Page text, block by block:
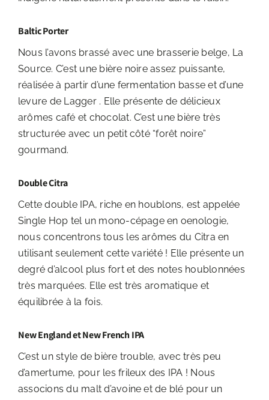
Baltic Porter
Nous l’avons brassé avec une brasserie belge, La
Source. C’est une bière noire assez puissante,
réalisée à partir d’une fermentation basse et d’une
levure de Lagger . Elle présente de délicieux
arômes café et chocolat. C’est une bière très
structurée avec un petit côté “forêt noire”
gourmand.
Double Citra
Cette double IPA, riche en houblons, est appelée
Single Hop tel un mono-cépage en oenologie,
nous concentrons tous les arômes du Citra en
utilisant seulement cette variété ! Elle présente un
degré d’alcool plus fort et des notes houblonnées
très marquées. Elle est très aromatique et
équilibrée à la fois.
New England et New French IPA
C’est un style de bière trouble, avec très peu
d’amertume, pour les frileux des IPA ! Nous
associons du malt d’avoine et de blé pour un